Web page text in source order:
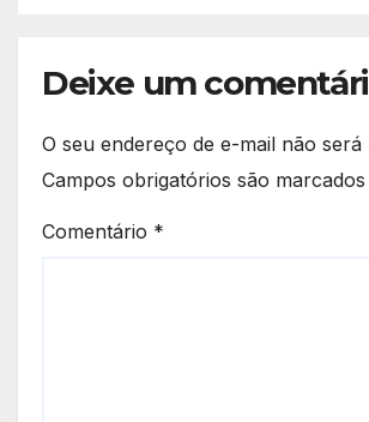
Deixe um
O seu endereço de e-mail não será
Campos obrigatórios são
Comentário *